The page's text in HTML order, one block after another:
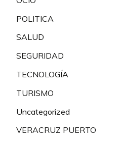
POLITICA
SALUD
SEGURIDAD
TECNOLOGÍA
TURISMO
Uncategorized
VERACRUZ PUERTO